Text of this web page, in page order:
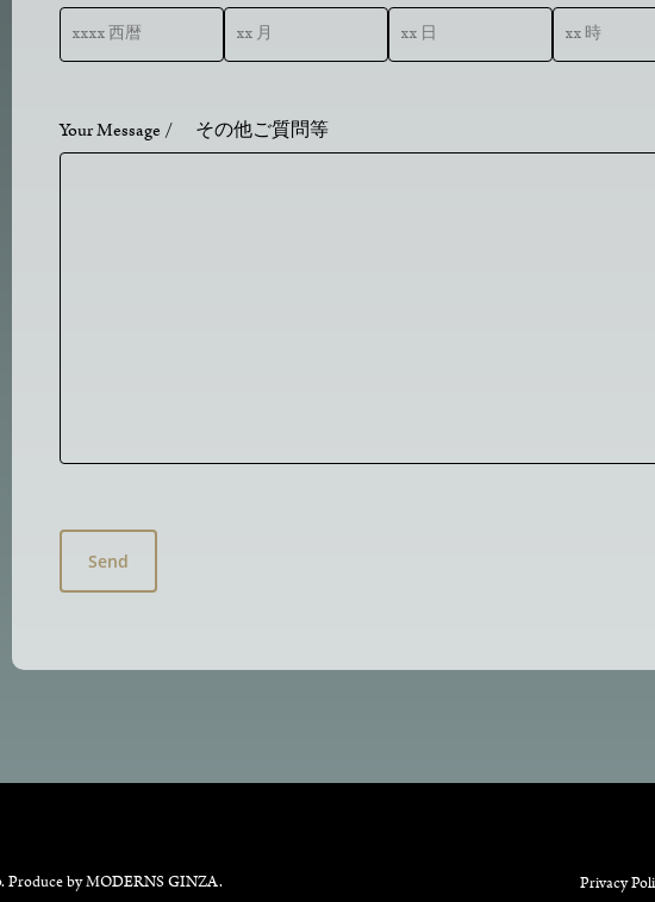
Your Message / その他ご質問等
Privacy
Produce byMODERNS GINZA.